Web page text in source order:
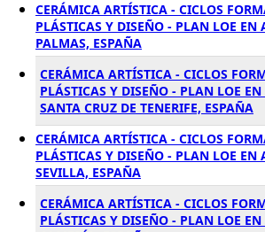
CERÁMICA ARTÍSTICA - CICLOS
PLÁSTICAS Y DISEÑO - PLAN LOE EN
PALMAS, ESPAÑA
CERÁMICA ARTÍSTICA - CICLOS
PLÁSTICAS Y DISEÑO - PLAN LOE
SANTA CRUZ DE TENERIFE, ESPAÑA
CERÁMICA ARTÍSTICA - CICLOS
PLÁSTICAS Y DISEÑO - PLAN LOE EN
SEVILLA, ESPAÑA
CERÁMICA ARTÍSTICA - CICLOS
PLÁSTICAS Y DISEÑO - PLAN LOE